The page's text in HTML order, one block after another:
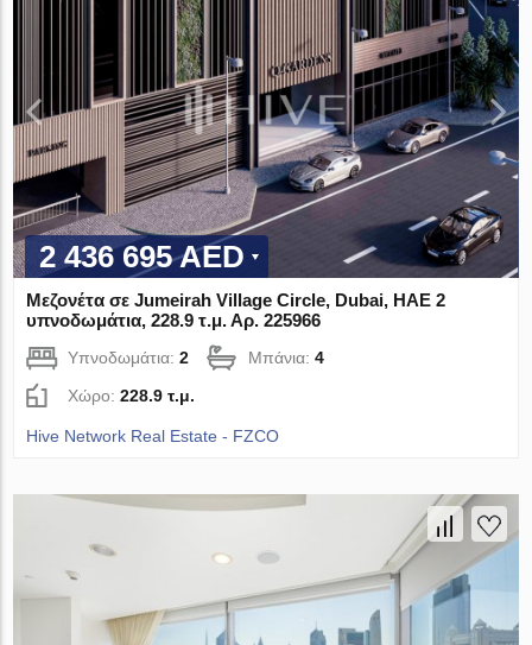
2 436 695 AED
Μεζονέτα σε Jumeirah Village Circle, Dubai, ΗΑΕ 2
υπνοδωμάτια, 228.9 τ.μ. Αρ. 225966
Υπνοδωμάτια:2 Μπάνια:4
Χώρο:228.9 τ.μ.
Hive Network Real Estate - FZCO